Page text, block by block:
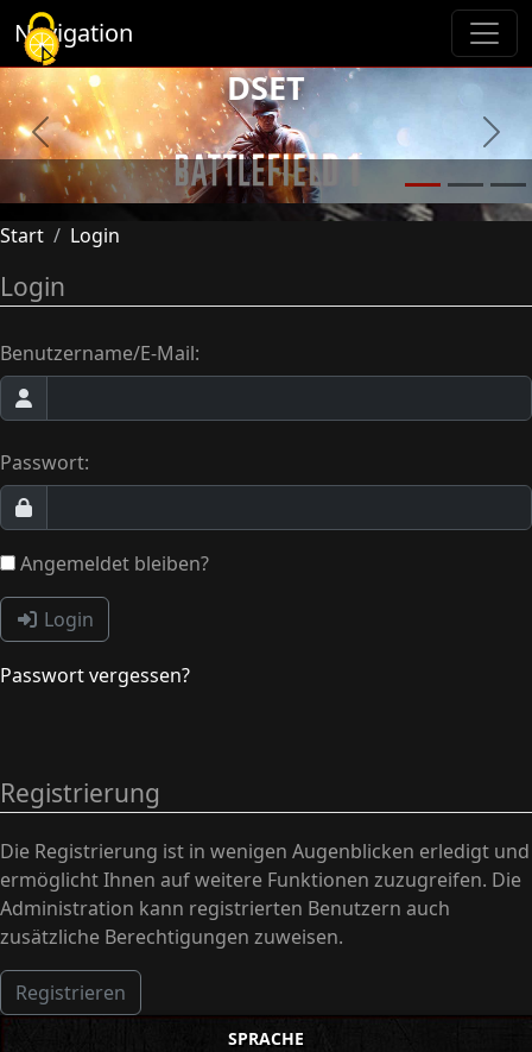
Navigation
Previous Next
DSET
Start Login
Login
Benutzername/E-Mail:
Passwort:
Angemeldet bleiben?
Login
Passwort vergessen?
Registrierung
Die Registrierung ist in wenigen Augenblicken erledigt und
ermöglicht Ihnen auf weitere Funktionen zuzugreifen. Die
Administration kann registrierten Benutzern auch
zusätzliche Berechtigungen zuweisen.
Registrieren
SPRACHE
Cookie-Einstellungen